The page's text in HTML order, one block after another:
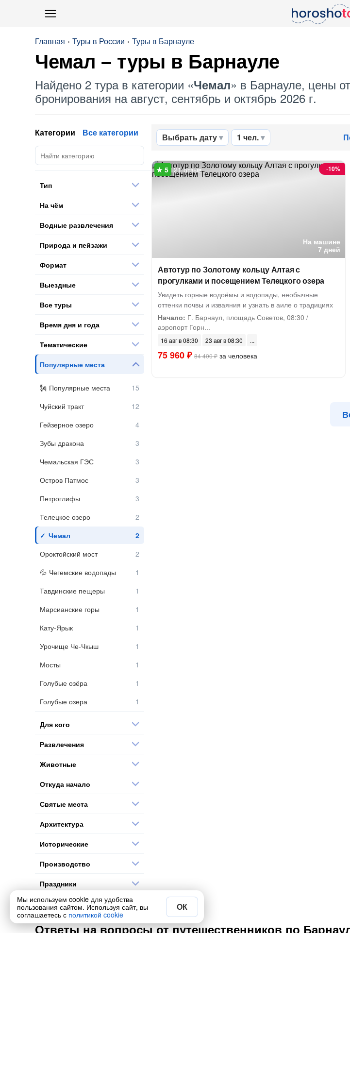
Главная Туры в России Туры в Барнауле
Чемал – туры в Барнауле
Найдено 2 тура в категории «Чемал» в Барнауле, цены
бронирования на август, сентябрь и октябрь 2026 г.
Выбрать дату 1 чел.
На машине
7 дней
-10%
21 отзыв
Автотур по Золотому кольцу Алтая с
прогулками и посещением Телецкого озера
Увидеть горные водоёмы и водопады, необычные
оттенки почвы и изваяния и узнать в аиле о традициях
Начало: Г. Барнаул, площадь Советов, 08:30 /
аэропорт Горн...
16 авг в 08:30 23 авг в 08:30
75 960 ₽ 84 400 ₽ за человека
Категории Все категории
Тип
На чём
Водные развлечения
Природа и пейзажи
Формат
Выездные
Все туры
Время дня и года
Тематические
Популярные места
Популярные места
Чуйский тракт
Гейзерное озеро
Зубы дракона
Чемальская ГЭС
Остров Патмос
Петроглифы
Телецкое озеро
Чемал
Ороктойский мост
Чегемские водопады
Тавдинские пещеры
Марсианские горы
Кату-Ярык
Урочище Че-Чкыш
Мосты
Голубые озёра
Голубые озера
Для кого
Развлечения
Животные
Откуда начало
Святые места
Архитектура
Исторические
Производство
Праздники
Остальное
Ответы на вопросы от путешественников по
Мы используем cookie для удобства
пользования сайтом. Используя сайт, вы
соглашаетесь с политикой cookie
ОК